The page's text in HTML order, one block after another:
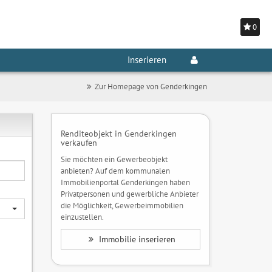
0
Inserieren
Zur Homepage von Genderkingen
Renditeobjekt in Genderkingen
verkaufen
Sie möchten ein Gewerbeobjekt
anbieten? Auf dem kommunalen
Immobilienportal Genderkingen haben
Privatpersonen und gewerbliche Anbieter
die Möglichkeit, Gewerbeimmobilien
einzustellen.
Immobilie inserieren